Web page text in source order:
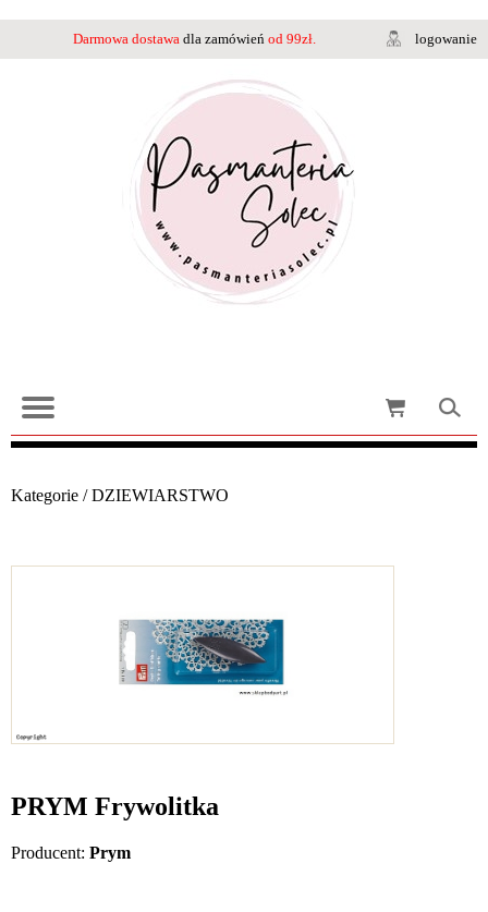
Darmowa dostawa dla zamówień od 99zł. logowanie
Kategorie /DZIEWIARSTWO
PRYM Frywolitka
Producent: Prym